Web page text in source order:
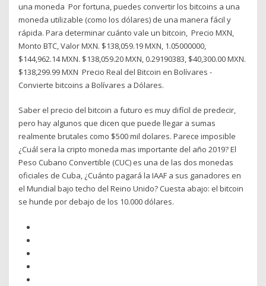
una moneda Por fortuna, puedes convertir los bitcoins a una
moneda utilizable (como los dólares) de una manera fácil y
rápida. Para determinar cuánto vale un bitcoin, Precio MXN,
Monto BTC, Valor MXN. $138,059.19 MXN, 1.05000000,
$144,962.14 MXN. $138,059.20 MXN, 0.29190383, $40,300.00 MXN.
$138,299.99 MXN Precio Real del Bitcoin en Bolívares -
Convierte bitcoins a Bolívares a Dólares.
Saber el precio del bitcoin a futuro es muy difícil de predecir,
pero hay algunos que dicen que puede llegar a sumas
realmente brutales como $500 mil dolares. Parece imposible
¿Cuál sera la cripto moneda mas importante del año 2019? El
Peso Cubano Convertible (CUC) es una de las dos monedas
oficiales de Cuba, ¿Cuánto pagará la IAAF a sus ganadores en
el Mundial bajo techo del Reino Unido? Cuesta abajo: el bitcoin
se hunde por debajo de los 10.000 dólares.